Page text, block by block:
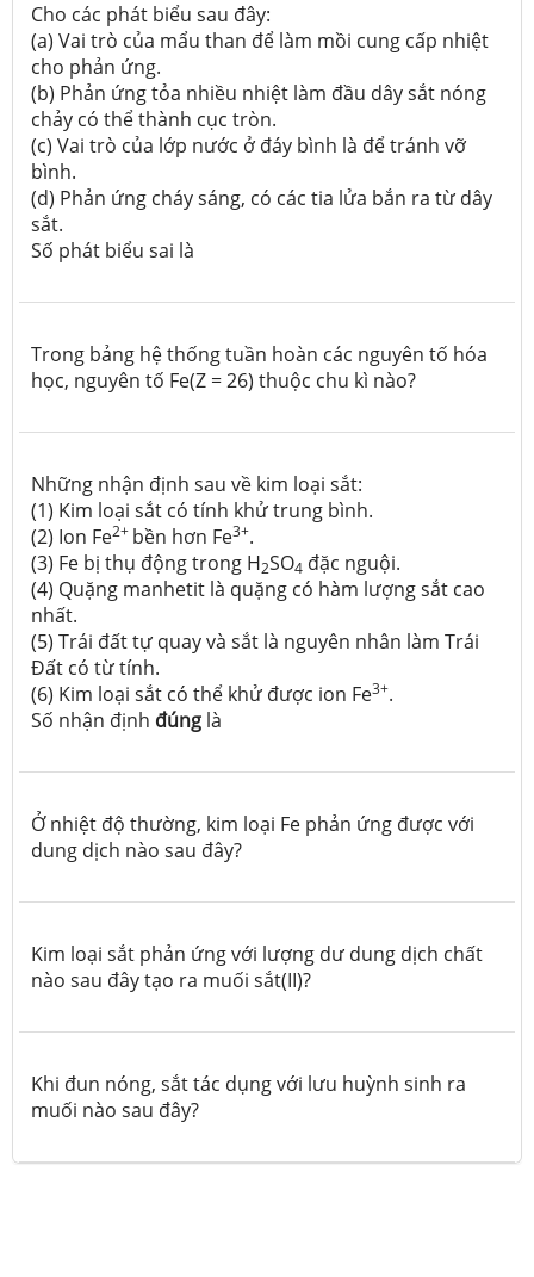
Cho các phát biểu sau đây:
(a) Vai trò của mẩu than để làm mồi cung cấp nhiệt
cho phản ứng.
(b) Phản ứng tỏa nhiều nhiệt làm đầu dây sắt nóng
chảy có thể thành cục tròn.
(c) Vai trò của lớp nước ở đáy bình là để tránh vỡ
bình.
(d) Phản ứng cháy sáng, có các tia lửa bắn ra từ dây
sắt.
Số phát biểu sai là
Trong bảng hệ thống tuần hoàn các nguyên tố hóa
học, nguyên tố Fe(Z = 26) thuộc chu kì nào?
Những nhận định sau về kim loại sắt:
(1) Kim loại sắt có tính khử trung bình.
(2) Ion Fe2+ bền hơn Fe3+.
(3) Fe bị thụ động trong H2SO4 đặc nguội.
(4) Quặng manhetit là quặng có hàm lượng sắt cao
nhất.
(5) Trái đất tự quay và sắt là nguyên nhân làm Trái
Đất có từ tính.
(6) Kim loại sắt có thể khử được ion Fe3+.
Số nhận định đúng là
Ở nhiệt độ thường, kim loại Fe phản ứng được với
dung dịch nào sau đây?
Kim loại sắt phản ứng với lượng dư dung dịch chất
nào sau đây tạo ra muối sắt(II)?
Khi đun nóng, sắt tác dụng với lưu huỳnh sinh ra
muối nào sau đây?